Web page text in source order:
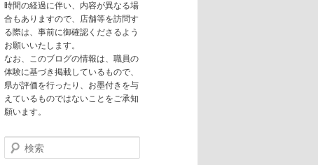
時間の経過に伴い、内容が異なる場
合もありますので、店舗等を訪問す
る際は、事前に御確認くださるよう
お願いいたします。
なお、このブログの情報は、職員の
体験に基づき掲載しているもので、
県が評価を行ったり、お墨付きを与
えているものではないことをご承知
願います。
検索